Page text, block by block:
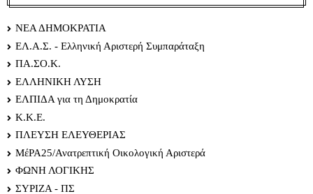
ΝΕΑ ΔΗΜΟΚΡΑΤΙΑ
ΕΛ.Α.Σ. - Ελληνική Αριστερή Συμπαράταξη
ΠΑ.ΣΟ.Κ.
ΕΛΛΗΝΙΚΗ ΛΥΣΗ
ΕΛΠΙΔΑ για τη Δημοκρατία
Κ.Κ.Ε.
ΠΛΕΥΣΗ ΕΛΕΥΘΕΡΙΑΣ
ΜέΡΑ25/Ανατρεπτική Οικολογική Αριστερά
ΦΩΝΗ ΛΟΓΙΚΗΣ
ΣΥΡΙΖΑ - ΠΣ